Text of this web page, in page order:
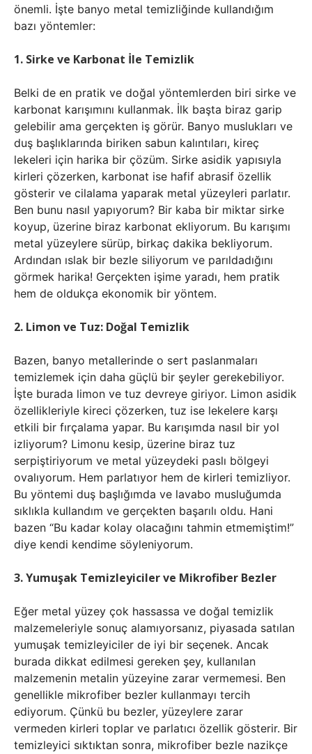
önemli. İşte banyo metal temizliğinde kullandığım
bazı yöntemler:
1. Sirke ve Karbonat İle Temizlik
Belki de en pratik ve doğal yöntemlerden biri sirke ve
karbonat karışımını kullanmak. İlk başta biraz garip
gelebilir ama gerçekten iş görür. Banyo muslukları ve
duş başlıklarında biriken sabun kalıntıları, kireç
lekeleri için harika bir çözüm. Sirke asidik yapısıyla
kirleri çözerken, karbonat ise hafif abrasif özellik
gösterir ve cilalama yaparak metal yüzeyleri parlatır.
Ben bunu nasıl yapıyorum? Bir kaba bir miktar sirke
koyup, üzerine biraz karbonat ekliyorum. Bu karışımı
metal yüzeylere sürüp, birkaç dakika bekliyorum.
Ardından ıslak bir bezle siliyorum ve parıldadığını
görmek harika! Gerçekten işime yaradı, hem pratik
hem de oldukça ekonomik bir yöntem.
2. Limon ve Tuz: Doğal Temizlik
Bazen, banyo metallerinde o sert paslanmaları
temizlemek için daha güçlü bir şeyler gerekebiliyor.
İşte burada limon ve tuz devreye giriyor. Limon asidik
özellikleriyle kireci çözerken, tuz ise lekelere karşı
etkili bir fırçalama yapar. Bu karışımda nasıl bir yol
izliyorum? Limonu kesip, üzerine biraz tuz
serpiştiriyorum ve metal yüzeydeki paslı bölgeyi
ovalıyorum. Hem parlatıyor hem de kirleri temizliyor.
Bu yöntemi duş başlığımda ve lavabo musluğumda
sıklıkla kullandım ve gerçekten başarılı oldu. Hani
bazen “Bu kadar kolay olacağını tahmin etmemiştim!”
diye kendi kendime söyleniyorum.
3. Yumuşak Temizleyiciler ve Mikrofiber Bezler
Eğer metal yüzey çok hassassa ve doğal temizlik
malzemeleriyle sonuç alamıyorsanız, piyasada satılan
yumuşak temizleyiciler de iyi bir seçenek. Ancak
burada dikkat edilmesi gereken şey, kullanılan
malzemenin metalin yüzeyine zarar vermemesi. Ben
genellikle mikrofiber bezler kullanmayı tercih
ediyorum. Çünkü bu bezler, yüzeylere zarar
vermeden kirleri toplar ve parlatıcı özellik gösterir. Bir
temizleyici sıktıktan sonra, mikrofiber bezle nazikçe